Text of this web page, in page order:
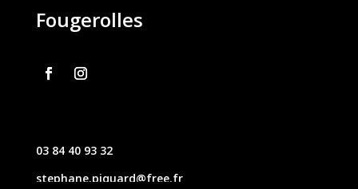
Fougerolles
03 84 40 93 32
stephane.piquard@free.fr